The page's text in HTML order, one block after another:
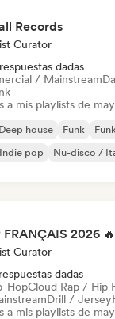
Records
Curator
dadas
/ Mainstream
a mis playlists de
Deep house Funk
Indie pop Nu-disco /
Curator
dadas
HopCloud Rap / Hip
Drill / Jersey
a mis playlists de